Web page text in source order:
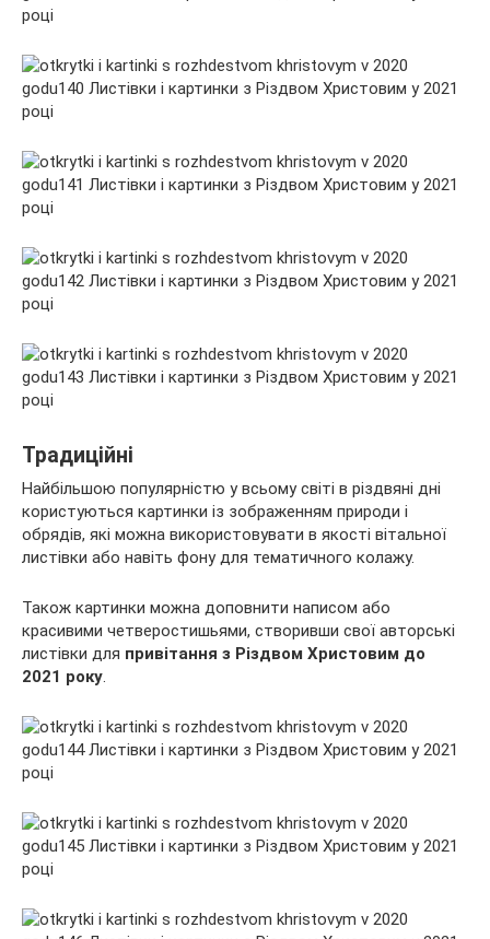
Традиційні
Найбільшою популярністю у всьому світі в різдвяні дні
користуються картинки із зображенням природи і
обрядів, які можна використовувати в якості вітальної
листівки або навіть фону для тематичного колажу.
Також картинки можна доповнити написом або
красивими четверостишьями, створивши свої авторські
листівки для привітання з Різдвом Христовим до
2021 року.